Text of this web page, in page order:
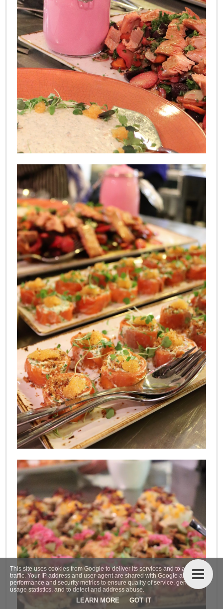
This site uses cookies from Google to deliver its services and to analyze
traffic. Your IP address and user-agent are shared with Google along with
performance and security metrics to ensure quality of service, generate
usage statistics, and to detect and address abuse.
LEARN MORE GOT IT